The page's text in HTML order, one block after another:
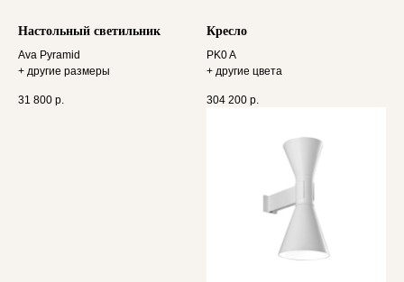
Настольный светильник
Ava Pyramid
+ другие размеры
31 800 р.
Кресло
PK0 A
+ другие цвета
304 200 р.